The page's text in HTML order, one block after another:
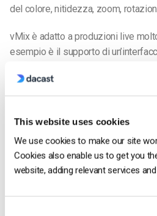
This website uses cookies
We use cookies to make our site
Cookies also enable us to get you
website, adding relevant services
del colore, nitidezza, zoom,
vMix è adatto a produzioni live
esempio è il supporto di
per cambiare le fonti in tempo
dietro una scrivania.
Per le situazioni in cui si apportano
stream, vMix consente di
registrazione e il live stream.
al rallentatore e simultanea, lo